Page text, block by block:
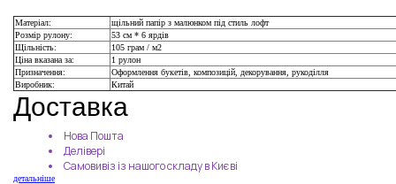
Матеріал:
щільний папір з малюнком під стиль лофт
Розмір рулону:
53 см * 6 ярдів
Щільність:
105 грам / м2
Ціна вказана за:
1 рулон
Призначення:
Оформлення букетів, композицій, декорування, рукоділля
Виробник:
Китай
Доставка
Нова Пошта
Делівері
Самовивіз із нашого складу в Києві
детальніше